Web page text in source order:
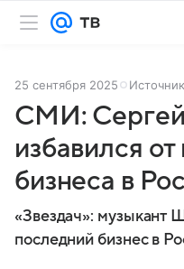
25 сентября 2025
СМИ:
избавился
бизнеса в
«Звездач»: музыкант
последний бизнес в